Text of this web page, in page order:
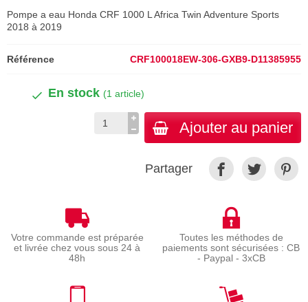
Pompe a eau Honda CRF 1000 L Africa Twin Adventure Sports
2018 à 2019
Référence CRF100018EW-306-GXB9-D11385955
En stock (1 article)
Ajouter au panier
Partager
Votre commande est préparée
et livrée chez vous sous 24 à
48h
Toutes les méthodes de
paiements sont sécurisées : CB
- Paypal - 3xCB